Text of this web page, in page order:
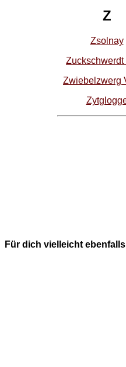
Z
Zsolnay
Zuckschwerdt
Zwiebelzwerg
Für dich vielleicht